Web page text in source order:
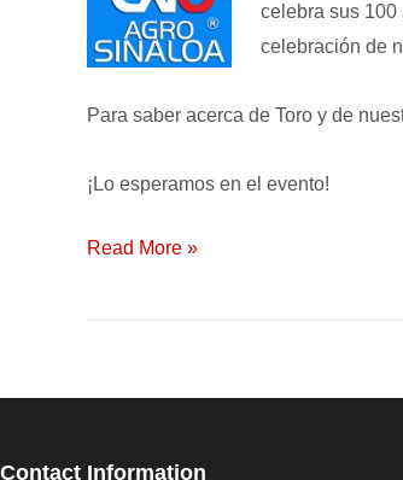
celebra sus 100
celebración de
Para saber acerca de Toro y de
¡Lo esperamos en el evento!
Sinaloa
2014!
Read More »
Contact Information